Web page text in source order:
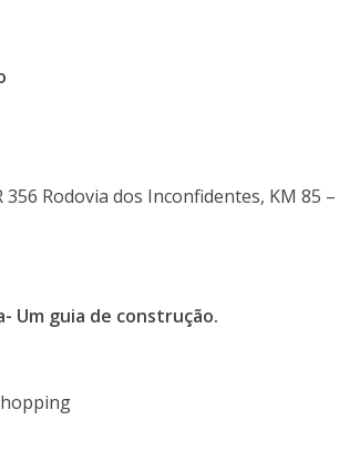
Rodovia dos Inconfidentes, KM 85 –
Um guia de construção.